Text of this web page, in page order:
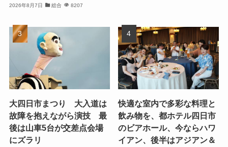
2026年8月7日 総合 8207
大四日市まつり 大入道は
故障を抱えながら演技 最
後は山車5台が交差点会場
にズラリ
快適な室内で多彩な料理と
飲み物を、都ホテル四日市
のビアホール、今ならハワ
イアン、後半はアジアン＆